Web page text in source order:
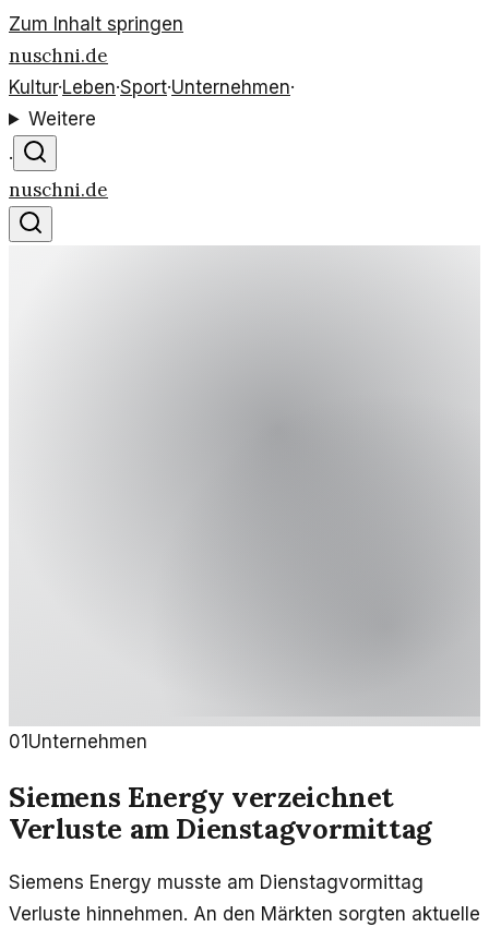
Zum Inhalt springen
nuschni.de
Kultur·Leben·Sport·Unternehmen·
Weitere
·
nuschni.de
01 Unternehmen
Siemens Energy verzeichnet
Verluste am Dienstagvormittag
Siemens Energy musste am Dienstagvormittag
Verluste hinnehmen. An den Märkten sorgten aktuelle